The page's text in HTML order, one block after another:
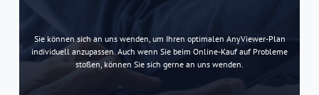
Sie können sich an uns wenden, um Ihren optimalen AnyViewer-Plan
individuell anzupassen. Auch wenn Sie beim Online-Kauf auf Probleme
stoßen, können Sie sich gerne an uns wenden.